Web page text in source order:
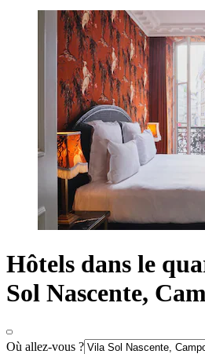
Hôtels dans le
Sol Nascente,
Où allez-vous ?